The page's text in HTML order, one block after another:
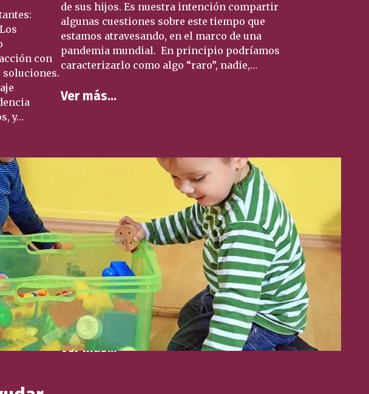
con
soluciones.
y…
de sus hijos. Es nuestra intención compartir
algunas cuestiones sobre este tiempo que
estamos atravesando, en el marco de una
pandemia mundial. En principio podríamos
caracterizarlo como algo “raro”, nadie,…
Ver más…
El plan de continuidad en
Como Institución Educativa debemos
garantizar el derecho a la educación de los
niños más pequeños
y es el desafío
permanente que tenemos en este contexto
tan inédito y complejo que nos desafía a
buscar nuevas formas de acercarnos a los
niños y a sus familias. Sostener la propuesta
del jardín es la premisa que…
Ver más…